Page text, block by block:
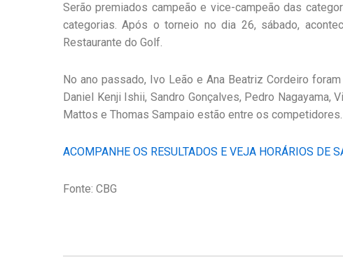
Serão premiados campeão e vice-campeão das
categorias. Após o torneio no dia 26, sábado,
Restaurante do Golf.
No ano passado, Ivo Leão e Ana Beatriz Cordeiro
Daniel Kenji Ishii, Sandro Gonçalves, Pedro Nagayama,
Mattos e Thomas Sampaio estão entre os competidores.
ACOMPANHE OS RESULTADOS E VEJA HORÁRIOS DE
Fonte: CBG